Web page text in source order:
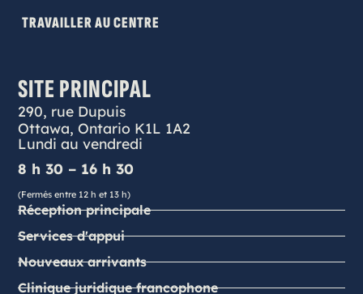
TRAVAILLER AU CENTRE
SITE PRINCIPAL
290, rue Dupuis
Ottawa, Ontario K1L 1A2
Lundi au vendredi
8 h 30 – 16 h 30
(Fermés entre 12 h et 13 h)
Réception principale
Services d'appui
Nouveaux arrivants
Clinique juridique francophone